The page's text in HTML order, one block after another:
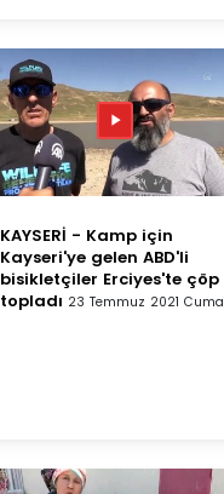
KAYSERİ - Kamp için
Kayseri'ye gelen ABD'li
bisikletçiler Erciyes'te çöp
topladı 23 Temmuz 2021 Cuma